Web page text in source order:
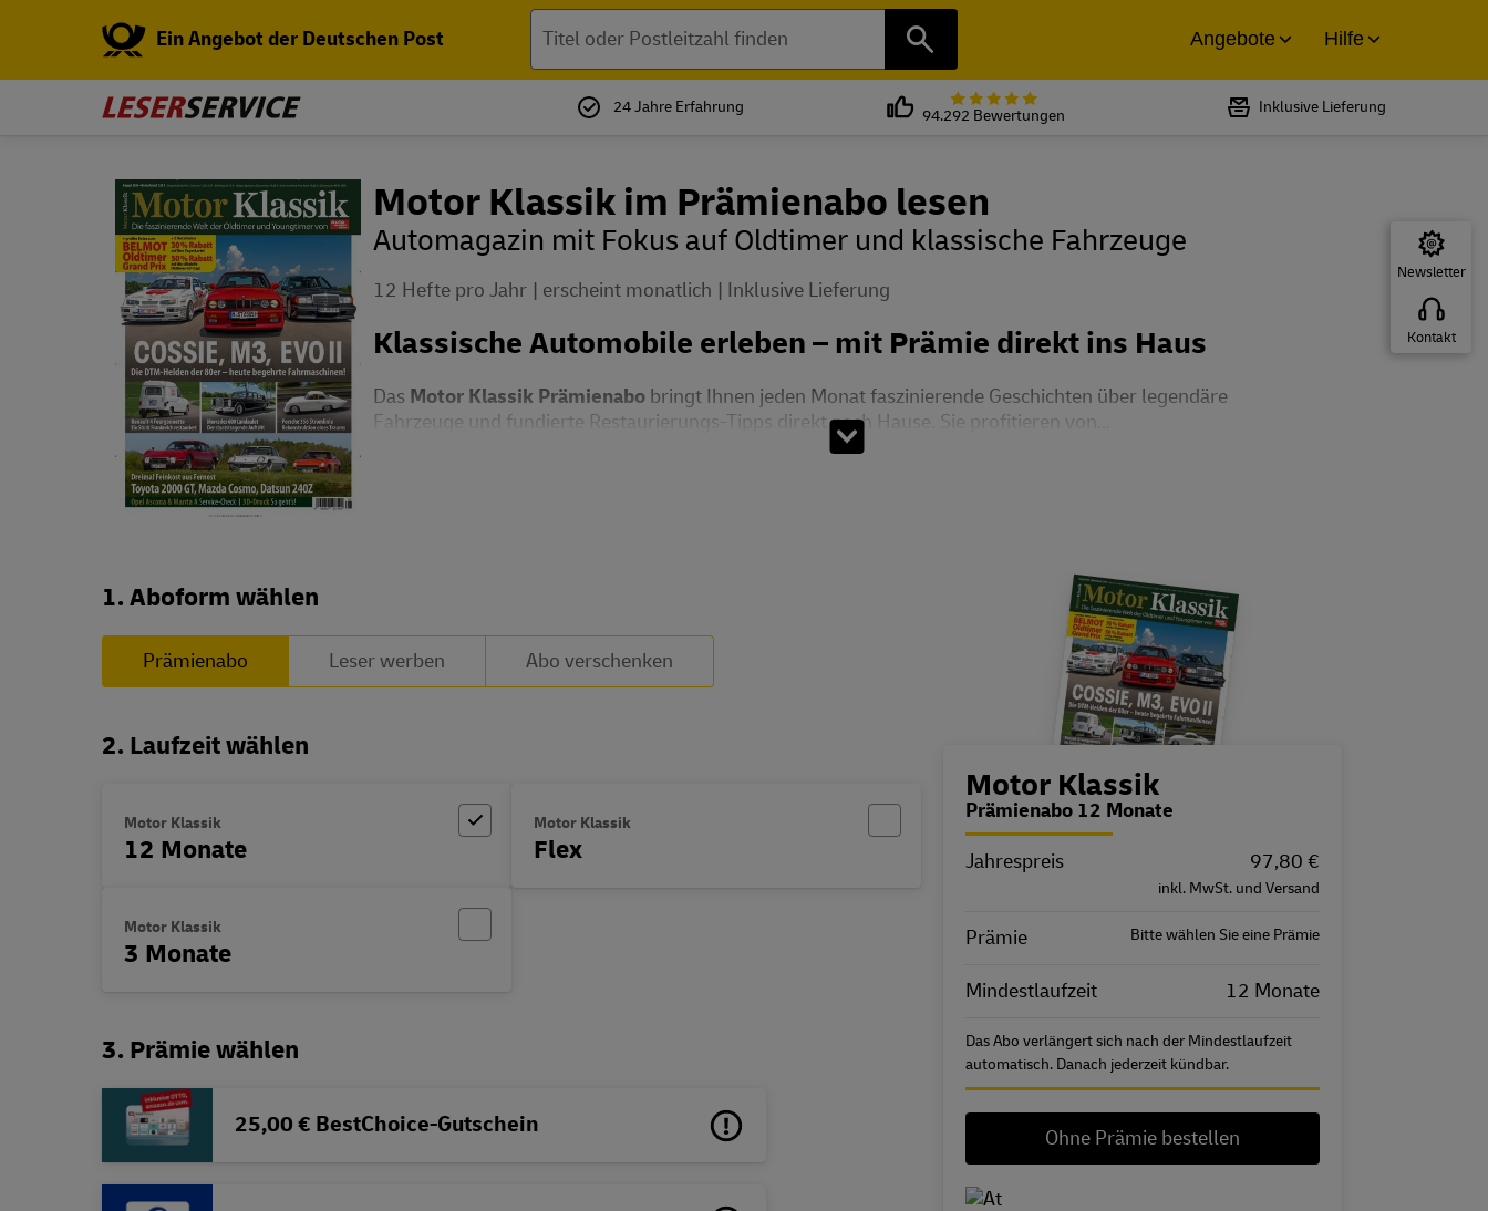
Ein Angebot der Deutschen Post
Suchen
Angebote Hilfe
24 Jahre Erfahrung
Bewertet mit 5 von 5 Sternen bei
94.292 Bewertungen
Inklusive Lieferung
Newsletter
Kontakt
Motor Klassik im Prämienabo lesen
Automagazin mit Fokus auf Oldtimer und klassische Fahrzeuge
12 Hefte pro Jahr erscheint monatlich Inklusive Lieferung
Klassische Automobile erleben – mit Prämie direkt ins Haus
Das Motor Klassik Prämienabo bringt Ihnen jeden Monat faszinierende Geschichten über legendäre
Fahrzeuge und fundierte Restaurierungs-Tipps direkt nach Hause. Sie profitieren von...
Abo zusammenstellen
1. Aboform wählen
Prämienabo Leser werben Abo verschenken
2. Laufzeit wählen
Motor Klassik
12 Monate
Motor Klassik
Flex
Motor Klassik
3 Monate
3. Prämie wählen
25,00 € BestChoice-Gutschein
Bestellübersicht
Motor Klassik
Prämienabo 12 Monate
Eigenschaft
Jahrespreis 97,80 €
inkl. MwSt. und Versand
Prämie Bitte wählen Sie eine Prämie
Mindestlaufzeit 12 Monate
Das Abo verlängert sich nach der Mindestlaufzeit
automatisch. Danach jederzeit kündbar.
Ohne Prämie bestellen